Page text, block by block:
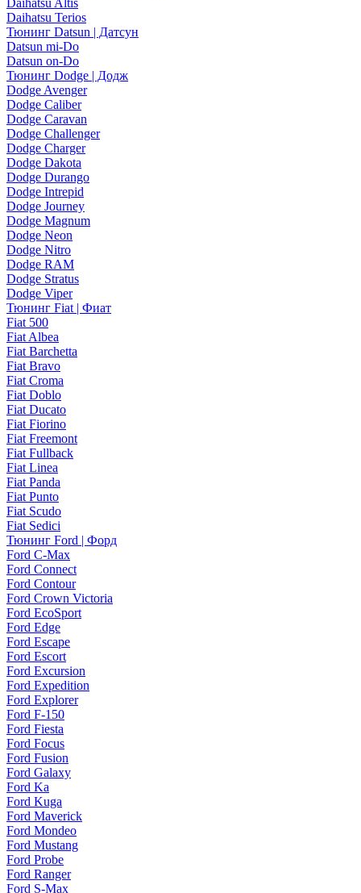
Daihatsu Altis
Daihatsu Terios
Тюнинг Datsun | Датсун
Datsun mi-Do
Datsun on-Do
Тюнинг Dodge | Додж
Dodge Avenger
Dodge Caliber
Dodge Caravan
Dodge Challenger
Dodge Charger
Dodge Dakota
Dodge Durango
Dodge Intrepid
Dodge Journey
Dodge Magnum
Dodge Neon
Dodge Nitro
Dodge RAM
Dodge Stratus
Dodge Viper
Тюнинг Fiat | Фиат
Fiat 500
Fiat Albea
Fiat Barchetta
Fiat Bravo
Fiat Croma
Fiat Doblo
Fiat Ducato
Fiat Fiorino
Fiat Freemont
Fiat Fullback
Fiat Linea
Fiat Panda
Fiat Punto
Fiat Scudo
Fiat Sedici
Тюнинг Ford | Форд
Ford C-Max
Ford Connect
Ford Contour
Ford Crown Victoria
Ford EcoSport
Ford Edge
Ford Escape
Ford Escort
Ford Excursion
Ford Expedition
Ford Explorer
Ford F-150
Ford Fiesta
Ford Focus
Ford Fusion
Ford Galaxy
Ford Ka
Ford Kuga
Ford Maverick
Ford Mondeo
Ford Mustang
Ford Probe
Ford Ranger
Ford S-Max